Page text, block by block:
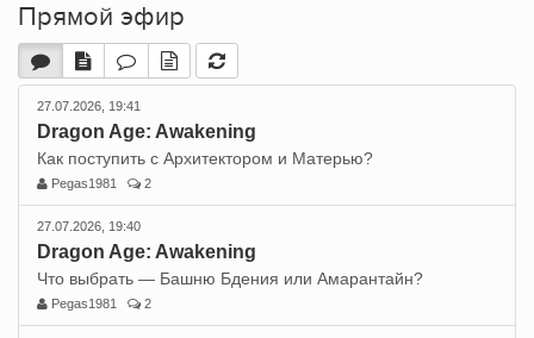
Прямой эфир
27.07.2026, 19:41
Dragon Age: Awakening
Как поступить с Архитектором и Матерью?
Pegas1981 2
27.07.2026, 19:40
Dragon Age: Awakening
Что выбрать — Башню Бдения или Амарантайн?
Pegas1981 2